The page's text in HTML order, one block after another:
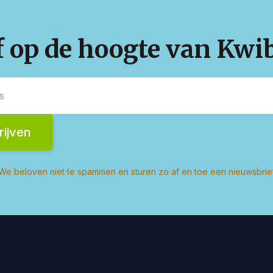
de hoogte van
beloven niet te spammen en sturen zo af en toe een